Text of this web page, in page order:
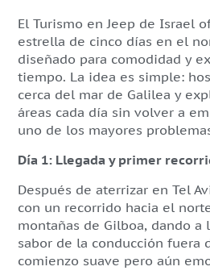
El Turismo en Jeep de Israel
estrella de cinco días en el
diseñado para comodidad y
tiempo. La idea es simple:
cerca del mar de Galilea y
áreas cada día sin volver a
uno de los mayores
Día 1: Llegada y primer
Después de aterrizar en Tel
con un recorrido hacia el
montañas de Gilboa, dando
sabor de la conducción fuera
comienzo suave pero aún